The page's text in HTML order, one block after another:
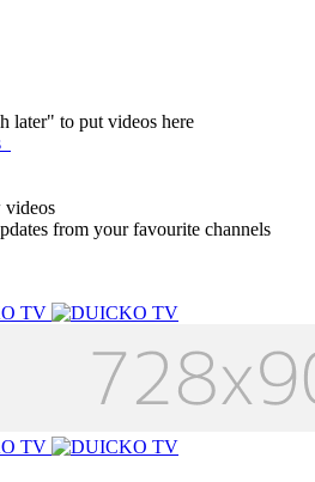
later" to put videos here
videos
from your favourite channels